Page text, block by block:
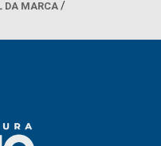
DA MARCA